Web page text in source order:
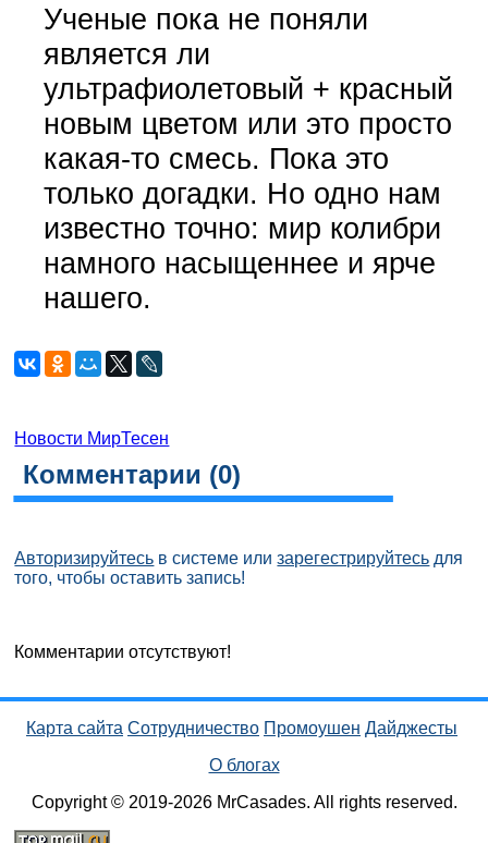
Ученые пока не поняли
является ли
ультрафиолетовый + красный
новым цветом или это просто
какая-то смесь. Пока это
только догадки. Но одно нам
известно точно: мир колибри
намного насыщеннее и ярче
нашего.
Новости МирТесен
Комментарии (0)
Авторизируйтесь в системе илизарегестрируйтесь для
того, чтобы оставить запись!
Комментарии отсутствуют!
Карта сайта Сотрудничество Промоушен Дайджесты
О блогах
Copyright © 2019-2026 MrCasades. All rights reserved.